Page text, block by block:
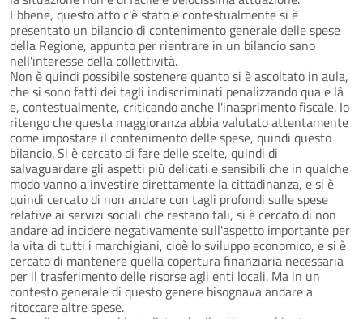
Ebbene, questo atto c'è stato e contestualmente si è
presentato un bilancio di contenimento generale delle spese
della Regione, appunto per rientrare in un bilancio sano
nell'interesse della collettività.
Non è quindi possibile sostenere quanto si è ascoltato in aula,
che si sono fatti dei tagli indiscriminati penalizzando qua e là
e, contestualmente, criticando anche l'inasprimento fiscale. Io
ritengo che questa maggioranza abbia valutato attentamente
come impostare il contenimento delle spese, quindi questo
bilancio. Si è cercato di fare delle scelte, quindi di
salvaguardare gli aspetti più delicati e sensibili che in qualche
modo vanno a investire direttamente la cittadinanza, e si è
quindi cercato di non andare con tagli profondi sulle spese
relative ai servizi sociali che restano tali, si è cercato di non
andare ad incidere negativamente sull'aspetto importante per
la vita di tutti i marchigiani, cioè lo sviluppo economico, e si è
cercato di mantenere quella copertura finanziaria necessaria
per il trasferimento delle risorse agli enti locali. Ma in un
contesto generale di questo genere bisognava andare a
ritoccare altre spese.